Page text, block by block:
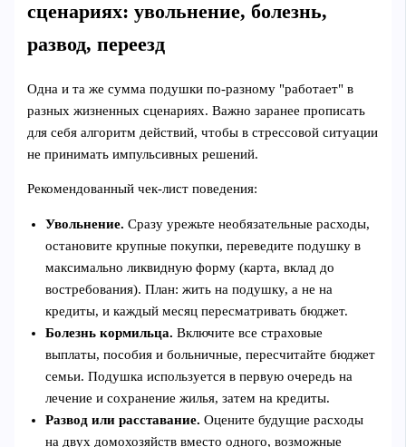
сценариях: увольнение, болезнь,
развод, переезд
Одна и та же сумма подушки по-разному "работает" в
разных жизненных сценариях. Важно заранее прописать
для себя алгоритм действий, чтобы в стрессовой ситуации
не принимать импульсивных решений.
Рекомендованный чек-лист поведения:
Увольнение. Сразу урежьте необязательные расходы,
остановите крупные покупки, переведите подушку в
максимально ликвидную форму (карта, вклад до
востребования). План: жить на подушку, а не на
кредиты, и каждый месяц пересматривать бюджет.
Болезнь кормильца. Включите все страховые
выплаты, пособия и больничные, пересчитайте бюджет
семьи. Подушка используется в первую очередь на
лечение и сохранение жилья, затем на кредиты.
Развод или расставание. Оцените будущие расходы
на двух домохозяйств вместо одного, возможные